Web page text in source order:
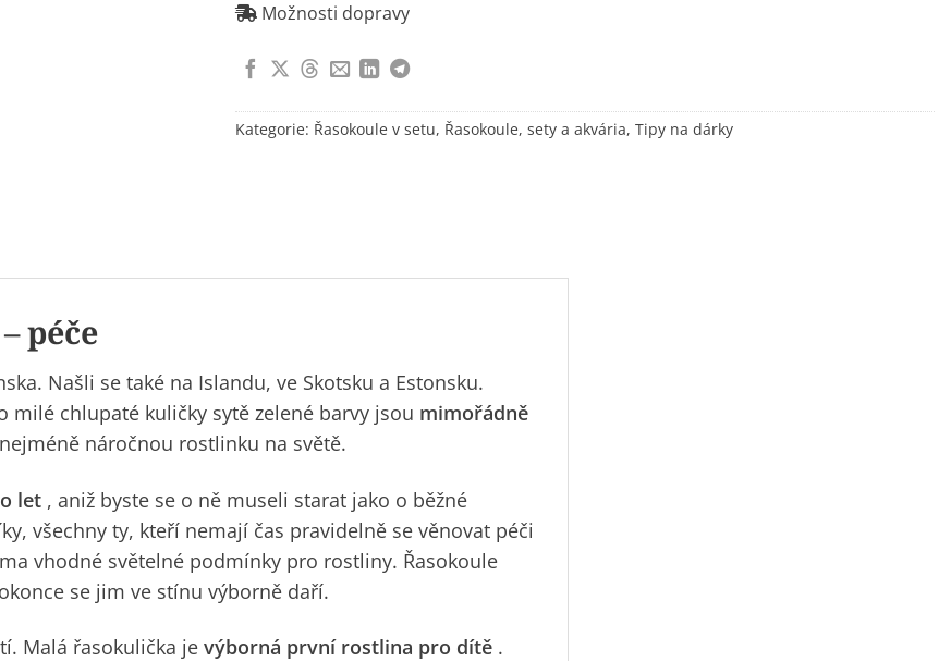
Možnosti dopravy
Kategorie: Řasokoule v setu, Řasokoule, sety a akvária, Tipy na dárky
péče
Našli se také na Islandu, ve Skotsku a Estonsku.
milé chlupaté kuličky sytě zelené barvy jsou mimořádně
náročnou rostlinku na světě.
let , aniž byste se o ně museli starat jako o běžné
všechny ty, kteří nemají čas pravidelně se věnovat péči
vhodné světelné podmínky pro rostliny. Řasokoule
se jim ve stínu výborně daří.
Malá řasokulička je výborná první rostlina pro dítě .